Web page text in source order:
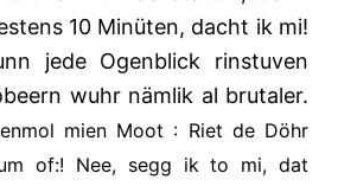
10 Minüten, dacht ik mi!
jede Ogenblick rinstuven
wuhr nämlik al brutaler.
mien Moot : Riet de Döhr
of:! Nee, segg ik to mi, dat